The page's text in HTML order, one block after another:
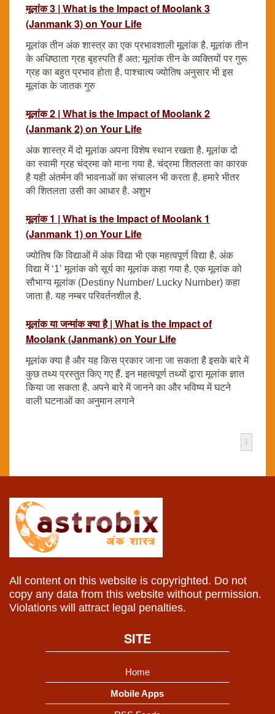
मूलांक 3 | What is the Impact of Moolank 3
(Janmank 3) on Your Life
मूलांक तीन अंक शास्त्र का एक प्रभावशाली मूलांक है. मूलांक तीन
के अधिष्ठाता ग्रह बृहस्पति हैं अत: मूलांक तीन के व्यक्तियों पर गुरू
ग्रह का बहुत प्रभाव होता है. पाश्चात्य ज्योतिष अनुसार भी इस
मूलांक के जातक गुरु
मूलांक 2 | What is the Impact of Moolank 2
(Janmank 2) on Your Life
अंक शास्त्र में दो मूलांक अपना विशेष स्थान रखता है. मूलांक दो
का स्वामी ग्रह चंद्रमा को माना गया है. चंद्रमा शितलता का कारक
है यही अंतर्मन की भावनाओं का संचालन भी करता है. हमारे भीतर
की शितलता उसी का आधार है. अशुभ
मूलांक 1 | What is the Impact of Moolank 1
(Janmank 1) on Your Life
ज्योतिष कि विद्याओं में अंक विद्या भी एक महत्वपूर्ण विद्या है. अंक
विद्या में ‘1’ मूलांक को सूर्य का मूलांक कहा गया है. एक मूलांक को
सौभाग्य मूलांक (Destiny Number/ Lucky Number) कहा
जाता है. यह नम्बर परिवर्तनशील है.
मूलांक या जन्मांक क्या है | What is the Impact of
Moolank (Janmank) on Your Life
मूलांक क्या है और यह किस प्रकार जाना जा सकता है इसके बारे में
कुछ तथ्य प्रस्तुत किए गए हैं. इन महत्वपूर्ण तथ्यों द्वारा मूलांक ज्ञात
किया जा सकता है. अपने बारे में जानने का और भविष्य में घटने
वाली घटनाओं का अनुमान लगाने
1
All content on this website is copyrighted. Do not
copy any data from this website without permission.
Violations will attract legal penalties.
SITE
Home
Mobile Apps